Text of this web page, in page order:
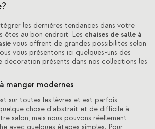
les dernières tendances dans votre
êtes au bon endroit. Les chaises de salle à
vous offrent de grandes possibilités selon
vous présentons ici quelques-uns des
décoration présents dans nos collections les
manger modernes
sur toutes les lèvres et est parfois
chose d'abstrait et de difficile à
salon, mais nous pouvons réellement
avec quelques étapes simples. Pour